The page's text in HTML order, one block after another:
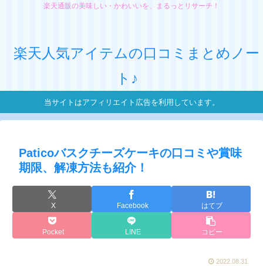
楽天通販の美味しい・かわいいを、まるっとリサーチ！
楽天人気アイテムの口コミまとめノー
ト♪
当サイトはアフィリエイト広告を利用しています。
Paticoバスクチーズケーキの口コミや賞味
期限、解凍方法も紹介！
X Facebook はてブ
Pocket LINE コピー
2022.08.31